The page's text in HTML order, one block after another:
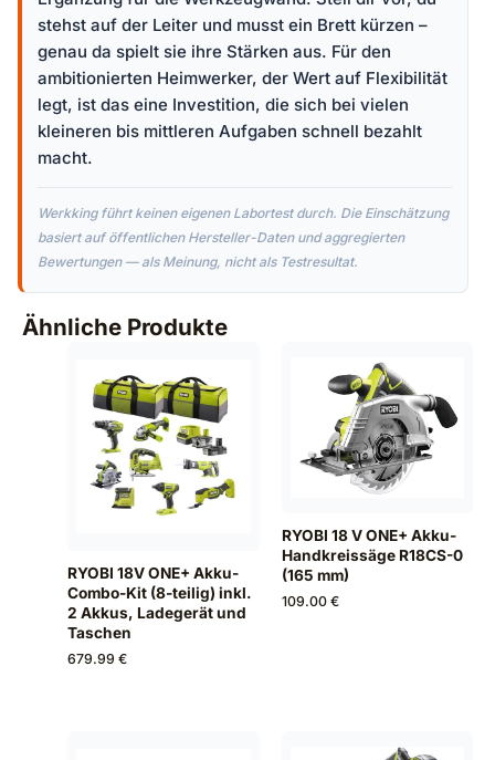
stehst auf der Leiter und musst ein Brett kürzen –
genau da spielt sie ihre Stärken aus. Für den
ambitionierten Heimwerker, der Wert auf Flexibilität
legt, ist das eine Investition, die sich bei vielen
kleineren bis mittleren Aufgaben schnell bezahlt
macht.
Werkking führt keinen eigenen Labortest durch. Die Einschätzung
basiert auf öffentlichen Hersteller-Daten und aggregierten
Bewertungen — als Meinung, nicht als Testresultat.
Ähnliche Produkte
RYOBI 18V ONE+ Akku-
Combo-Kit (8-teilig) inkl.
2 Akkus, Ladegerät und
Taschen
679.99 €
RYOBI 18 V ONE+ Akku-
Handkreissäge R18CS-0
(165 mm)
109.00 €